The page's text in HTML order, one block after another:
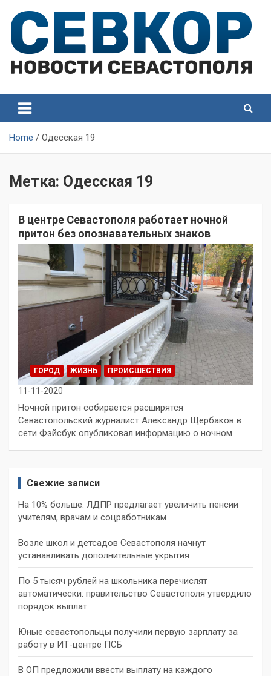
content
Севастополя
Севастополя
Home Одесская 19
Метка: Одесская 19
В центре Севастополя работает ночной
притон без опознавательных знаков
ГОРОД ЖИЗНЬ ПРОИСШЕСТВИЯ
11-11-2020
Ночной притон собирается расширятся
Севастопольский журналист Александр Щербаков в
сети Фэйсбук опубликовал информацию о ночном…
Свежие записи
На 10% больше: ЛДПР предлагает увеличить пенсии
учителям, врачам и соцработникам
Возле школ и детсадов Севастополя начнут
устанавливать дополнительные укрытия
По 5 тысяч рублей на школьника перечислят
автоматически: правительство Севастополя утвердило
порядок выплат
Юные севастопольцы получили первую зарплату за
работу в ИТ-центре ПСБ
В ОП предложили ввести выплату на каждого